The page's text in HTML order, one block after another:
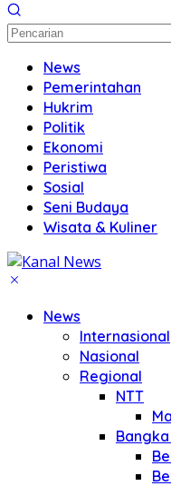
News
Pemerintahan
Hukrim
Politik
Ekonomi
Peristiwa
Sosial
Seni Budaya
Wisata & Kuliner
News
Internasional
Nasional
Regional
NTT